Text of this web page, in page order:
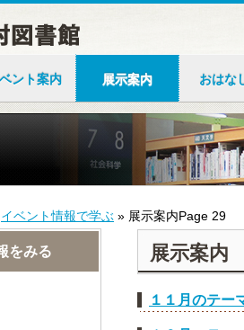
ント案内 展示案内 おはな
イベント情報で学ぶ » 展示案内Page 29
をみる 展示案内
１１月のテー